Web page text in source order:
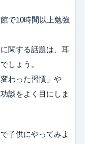
で10時間以上勉強
関する話題は、耳
しょう。
わった習慣」や
談をよく目にしま
子供にやってみよ